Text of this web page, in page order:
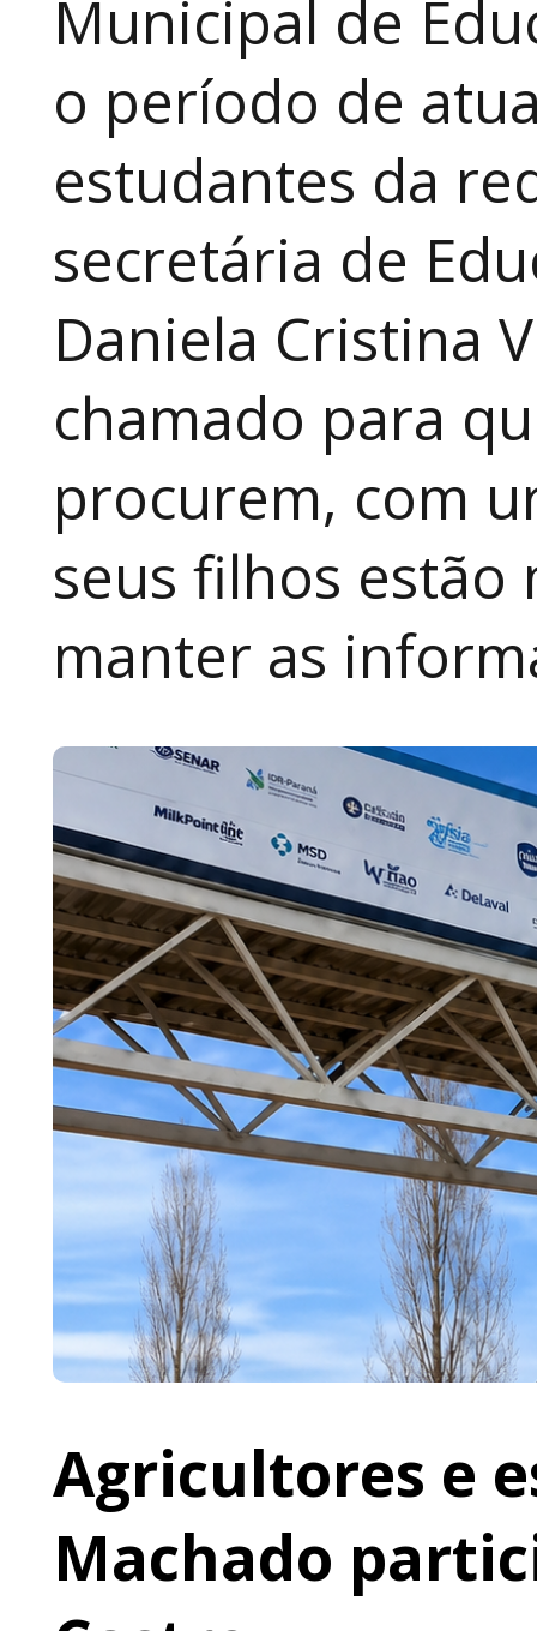
Municipal de
o período de
estudantes da
secretária de
Daniela Cristina
chamado para
procurem, com
seus filhos
manter as
Agricultores e
Machado